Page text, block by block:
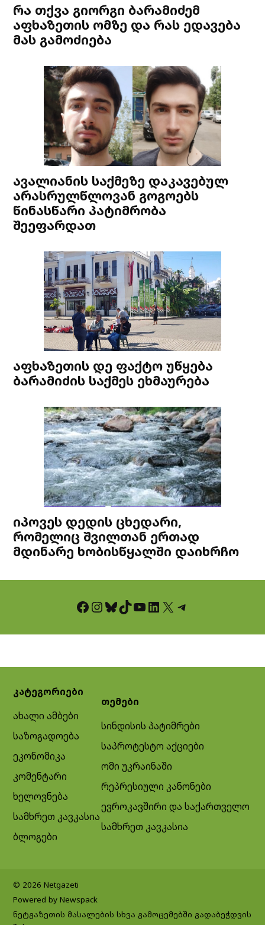
რა თქვა გიორგი ბარამიძემ
აფხაზეთის ომზე და რას ედავება
მას გამოძიება
ავალიანის საქმეზე დაკავებულ
არასრულწლოვან გოგოებს
წინასწარი პატიმრობა
შეეფარდათ
აფხაზეთის დე ფაქტო უწყება
ბარამიძის საქმეს ეხმაურება
იპოვეს დედის ცხედარი,
რომელიც შვილთან ერთად
მდინარე ხობისწყალში დაიხრჩო
Facebook InstagramBluesky TikTok YouTube LinkedIn X Telegram
კატეგორიები
ახალი ამბები
საზოგადოება
ეკონომიკა
კომენტარი
ხელოვნება
სამხრეთ კავკასია
ბლოგები
თემები
სინდისის პატიმრები
საპროტესტო აქციები
ომი უკრაინაში
რეპრესიული კანონები
ევროკავშირი და საქართველო
სამხრეთ კავკასია
© 2026 Netgazeti
Powered by Newspack
ნეტგაზეთის მასალების სხვა გამოცემებში გადაბეჭდვის